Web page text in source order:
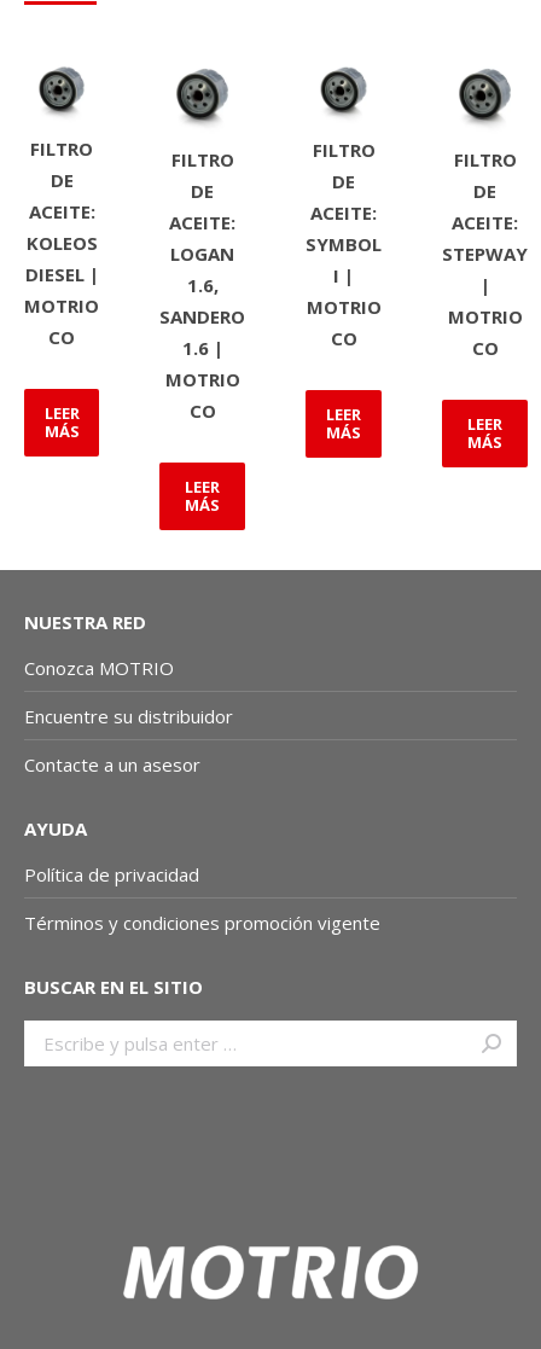
FILTRO
DE
ACEITE:
KOLEOS
DIESEL |
MOTRIO
CO
LEER
MÁS
FILTRO
DE
ACEITE:
LOGAN
1.6,
SANDERO
1.6 |
MOTRIO
CO
LEER
MÁS
FILTRO
DE
ACEITE:
SYMBOL
I |
MOTRIO
CO
LEER
MÁS
FILTRO
DE
ACEITE:
STEPWAY
|
MOTRIO
CO
LEER
MÁS
NUESTRA RED
Conozca MOTRIO
Encuentre su distribuidor
Contacte a un asesor
AYUDA
Política de privacidad
Términos y condiciones promoción vigente
BUSCAR EN EL SITIO